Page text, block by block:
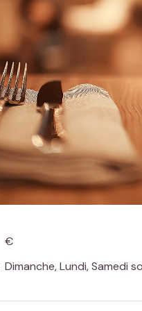
€
Dimanche, Lundi, Samedi